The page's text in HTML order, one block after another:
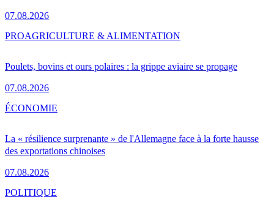
07.08.2026
Poulets, bovins et ours polaires : la grippe aviaire se propage
07.08.2026
PROAGRICULTURE & ALIMENTATION
La « résilience surprenante » de l'Allemagne face à la forte hausse
des exportations chinoises
07.08.2026
ÉCONOMIE
POLITIQUE